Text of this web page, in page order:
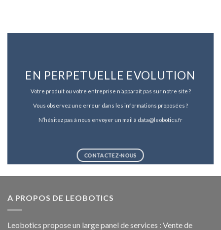
EN PERPETUELLE EVOLUTION
Votre produit ou votre entreprise n’apparait pas sur notre site ?
Vous observez une erreur dans les informations proposées ?
N’hésitez pas à nous envoyer un mail à data@leobotics.fr
CONTACTEZ-NOUS
A PROPOS DE LEOBOTICS
Leobotics propose un large panel de services : Vente de